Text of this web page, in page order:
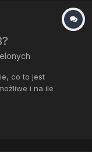
co to jest
i na ile